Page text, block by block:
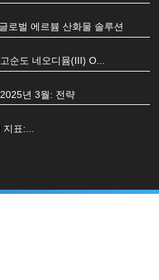
로벌 에르븀 산화물 솔루션
순도 네오디뮴(III) O...
년 3월: 전략
표:...